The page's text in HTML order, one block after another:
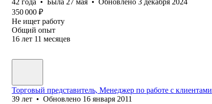
350 000 ₽
Не ищет работу
Общий опыт
16 лет 11 месяцев
Торговый представитель, Менеджер по работе с клиентами
39 лет • Обновлено 16 января 2011